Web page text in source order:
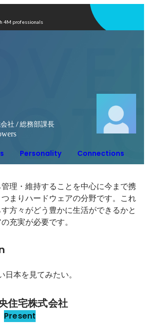
4M professionals
社 / 総務部課長
Personality Connections
理・維持することを中心に今まで携
まりハードウェアの分野です。これ
方々がどう豊かに生活ができるかと
充実が必要です。
日本を見てみたい。
住宅株式会社
Present